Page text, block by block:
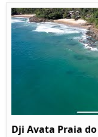
Dji Avata Praia